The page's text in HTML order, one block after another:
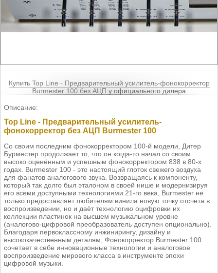
Купить Top Line - Предварительный усилитель-фонокорректор
Burmester 100 без АЦП у официального дилера
Описание:
Top Line - Предварительный усилитель-
фонокорректор без АЦП Burmester 100
Со своим последним фонокорректором 100-й модели, Дитер
Бурместер продолжает то, что он когда-то начал со своим
высоко оценённым и успешным фонокорректором 838 в 80-х
годах. Burmester 100 - это настоящий глоток свежего воздуха
для фанатов аналогового звука. Возвращаясь к компоненту,
который так долго был эталоном в своей нише и модернизируя
его всеми доступными технологиями 21-го века, Burmester не
только предоставляет любителям винила новую точку отсчета в
воспроизведении, но и даёт технологию оцифровки их
коллекции пластинок на высшем музыкальном уровне
(аналогово-цифровой преобразователь доступен опционально).
Благодаря первоклассному инжинирингу, дизайну и
высококачественным деталям, Фонокорректор Burmester 100
сочетает в себе инновационные технологии и аналоговое
воспроизведение мирового класса в инструменте эпохи
цифровой музыки.